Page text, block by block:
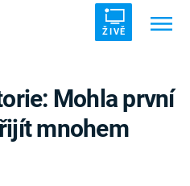
ŽIVĚ
Mohla první
mnohem